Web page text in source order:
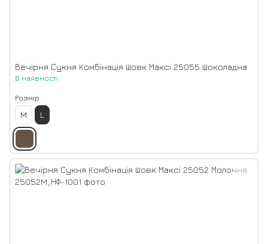
Вечірня Сукня Комбінація Шовк Максі 25055 Шоколадна
В наявності
Розмір
M L